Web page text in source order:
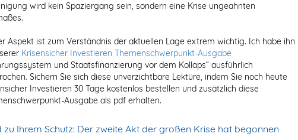
wird kein Spaziergang sein, sondern eine Krise ungeahnten
Aspekt ist zum Verständnis der aktuellen Lage extrem wichtig. Ich habe ihn
Krisensicher Investieren Themenschwerpunkt-Ausgabe
und Staatsfinanzierung vor dem Kollaps“ ausführlich
Sichern Sie sich diese unverzichtbare Lektüre, indem Sie noch heute
Investieren 30 Tage kostenlos bestellen und zusätzlich diese
Ausgabe als pdf erhalten.
zu Ihrem Schutz: Der zweite Akt der großen Krise hat begonnen